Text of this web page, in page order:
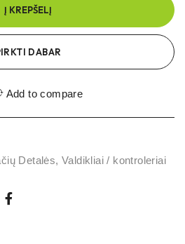
Į KREPŠELĮ
DABAR
Add to compare
Detalės,Valdikliai / kontroleriai